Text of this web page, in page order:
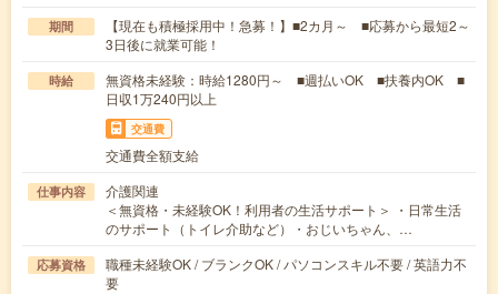
期間
【現在も積極採用中！急募！】■2カ月～ ■応募から最短2～
3日後に就業可能！
時給
無資格未経験：時給1280円～ ■週払いOK ■扶養内OK ■
日収1万240円以上
交通費
交通費全額支給
仕事内容
介護関連
＜無資格・未経験OK！利用者の生活サポート＞ ・日常生活
のサポート（トイレ介助など）・おじいちゃん、…
応募資格
職種未経験OK / ブランクOK / パソコンスキル不要 / 英語力不
要